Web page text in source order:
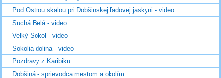
Pod Ostrou skalou pri Dobšinskej ľadovej jaskyni - video
Suchá Belá - video
Velký Sokol - video
Sokolia dolina - video
Pozdravy z Karibiku
Dobšiná - sprievodca mestom a okolím